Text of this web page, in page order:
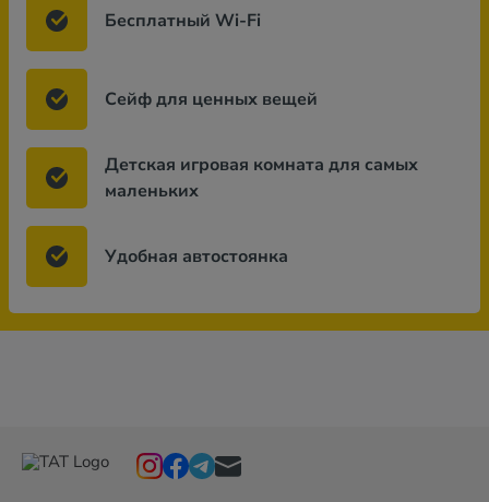
Бесплатный Wi-Fi
Сейф для ценных вещей
Детская игровая комната для самых
маленьких
Удобная автостоянка